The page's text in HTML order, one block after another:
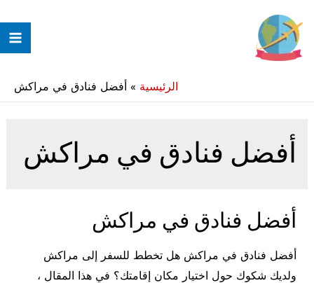
إلى
المحتوى
الرئيسية » أفضل فنادق في مراكش
أفضل فنادق في مراكش
أفضل فنادق في مراكش
أفضل فنادق في مراكش هل تخطط للسفر إلى مراكش
ولديك شكوك حول اختيار مكان إقامتك؟ في هذا المقال ،